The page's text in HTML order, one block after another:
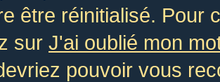
être réinitialisé. Pour
sur J'ai oublié mon
pouvoir vous